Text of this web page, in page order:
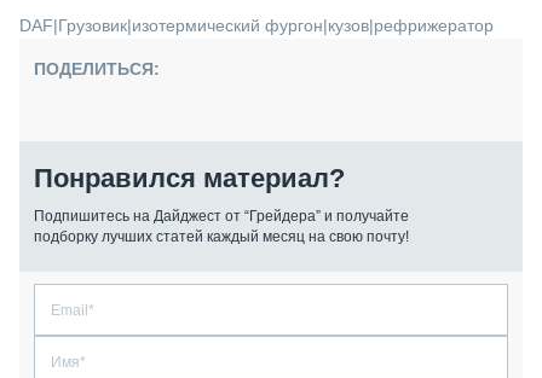
DAF|Грузовик|изотермический фургон|кузов|рефрижератор
ПОДЕЛИТЬСЯ:
Понравился материал?
Подпишитесь на Дайджест от “Грейдера” и получайте
подборку лучших статей каждый месяц на свою почту!